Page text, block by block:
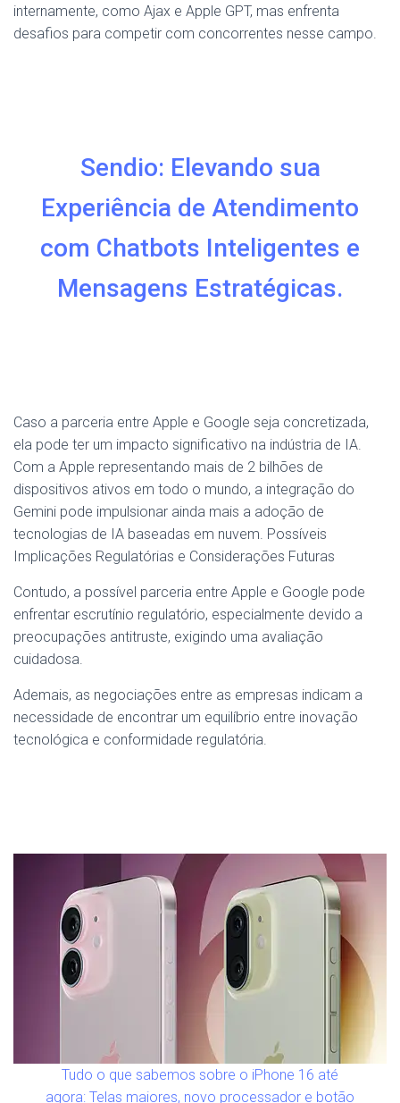
internamente, como Ajax e Apple GPT, mas enfrenta
desafios para competir com concorrentes nesse campo.
Sendio: Elevando sua
Experiência de Atendimento
com Chatbots Inteligentes e
Mensagens Estratégicas.
Caso a parceria entre Apple e Google seja concretizada,
ela pode ter um impacto significativo na indústria de IA.
Com a Apple representando mais de 2 bilhões de
dispositivos ativos em todo o mundo, a integração do
Gemini pode impulsionar ainda mais a adoção de
tecnologias de IA baseadas em nuvem. Possíveis
Implicações Regulatórias e Considerações Futuras
Contudo, a possível parceria entre Apple e Google pode
enfrentar escrutínio regulatório, especialmente devido a
preocupações antitruste, exigindo uma avaliação
cuidadosa.
Ademais, as negociações entre as empresas indicam a
necessidade de encontrar um equilíbrio entre inovação
tecnológica e conformidade regulatória.
Tudo o que sabemos sobre o iPhone 16 até
agora: Telas maiores, novo processador e botão